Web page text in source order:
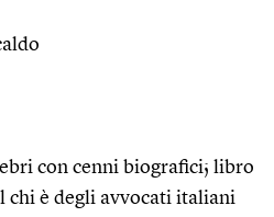
con cenni biografici; libro
chi è degli avvocati italiani